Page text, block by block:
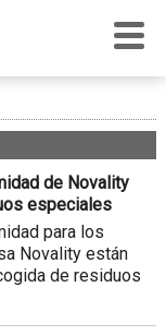
de Novality
especiales
para los
Novality están
de residuos